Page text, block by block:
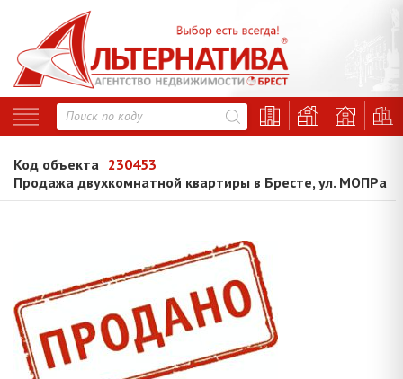
Код объекта 230453
Продажа двухкомнатной квартиры в Бресте, ул. МОПРа